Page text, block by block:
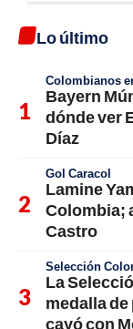
Lo último
Colombianos
Bayern
dónde ver
Díaz
Gol Caracol
Lamine
Colombia;
Castro
Selección
La
medalla
cayó con